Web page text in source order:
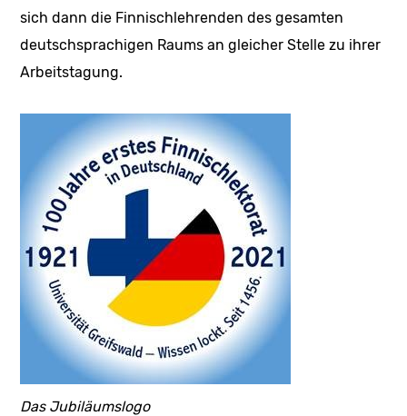
sich dann die Finnischlehrenden des gesamten
deutschsprachigen Raums an gleicher Stelle zu ihrer
Arbeitstagung.
Das Jubiläumslogo